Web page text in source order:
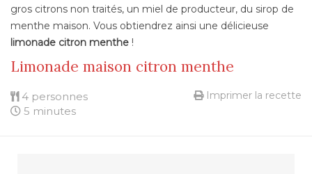
gros citrons non traités, un miel de producteur, du sirop de
menthe maison. Vous obtiendrez ainsi une délicieuse
limonade citron menthe !
Limonade maison citron menthe
4 personnes
5 minutes
Imprimer la recette